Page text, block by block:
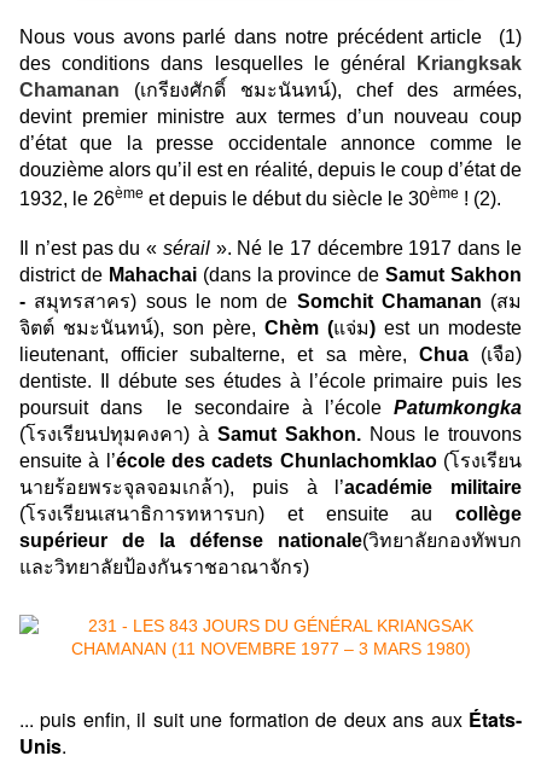
Nous vous avons parlé dans notre précédent article (1)
des conditions dans lesquelles le général
Kriangksak
Chamanan (เกรียงศักดิ์ ชมะนันทน์), chef des armées,
devint premier ministre aux termes d’un nouveau coup
d’état que la presse occidentale annonce comme le
douzième alors qu’il est en réalité, depuis le coup d’état de
1932, le 26ème et depuis le début du siècle le 30ème ! (2).
Il n’est pas du « sérail ». Né le 17 décembre 1917 dans le
district de Mahachai (dans la province deSamut Sakhon
- สมุทรสาคร) sous le nom de Somchit Chamanan (สม
จิตต์ ชมะนันทน์), son père, Chèm (แจ่ม) est un modeste
lieutenant, officier subalterne, et sa mère, Chua(เจือ)
dentiste. Il débute ses études à l’école primaire puis les
poursuit dans le secondaire à l’école Patumkongka
(โรงเรียนปทุมคงคา) à Samut Sakhon. Nous le trouvons
ensuite à l’école des cadets Chunlachomklao (โรงเรียน
นายร้อยพระจุลจอมเกล้า), puis à l’académie militaire
(โรงเรียนเสนาธิการทหารบก) et ensuite au collège
supérieur de la défense nationale(วิทยาลัยกองทัพบก
และวิทยาลัยป้องกันราชอาณาจักร)
... puis enfin, il suit une formation de deux ans aux États-
Unis.